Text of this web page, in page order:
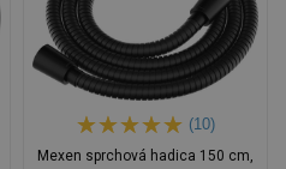
(10)
Mexen sprchová hadica 150 cm,